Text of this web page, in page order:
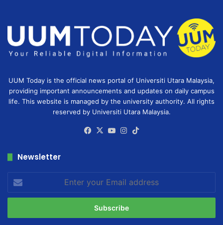
UUM Today is the official news portal of Universiti Utara Malaysia,
providing important announcements and updates on daily campus
life. This website is managed by the university authority. All rights
reserved by Universiti Utara Malaysia.
Facebook
X YouTubeInstagram
Newsletter
your
Email